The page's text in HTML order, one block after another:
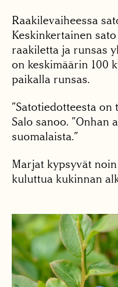
Raakilevaiheessa
Keskinkertainen
raakiletta ja runsas
on keskimäärin 100
paikalla runsas.
”Satotiedotteesta
Salo sanoo. ”Onhan
suomalaista.”
Marjat kypsyvät
kuluttua kukinnan